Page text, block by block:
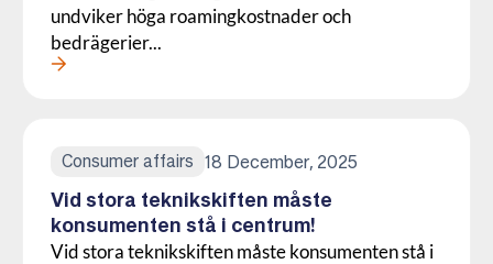
undviker höga roamingkostnader och
bedrägerier...
Läs mer om denna Press
Consumer affairs 18 December, 2025
Vid stora teknikskiften måste
konsumenten stå i centrum!
Vid stora teknikskiften måste konsumenten stå i